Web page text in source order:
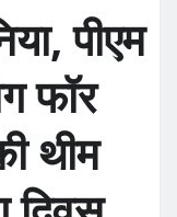
पीएम
फॉर
थीम